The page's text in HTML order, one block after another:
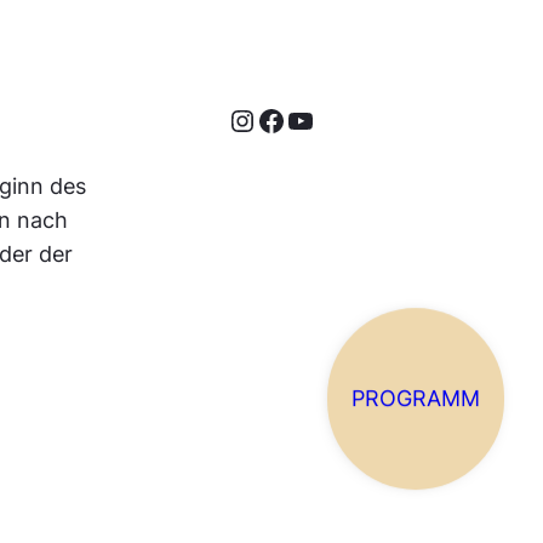
PROGRAMM
des
nach
der
Instagram Facebook YouTube